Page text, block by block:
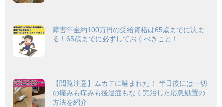
障害年金約100万円の受給資格は65歳までに決ま
る！65歳までに必ずしておくべきこと！
【閲覧注意】ムカデに噛まれた！ 半日後には一切
の痛みも痒みも後遺症もなく完治した応急処置の
方法を紹介